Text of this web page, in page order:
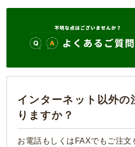
インターネット以外の
りますか？
お電話もしくはFAXでもご注文